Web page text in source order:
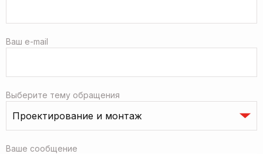
Ваш e-mail
Выберите тему обращения
Ваше сообщение